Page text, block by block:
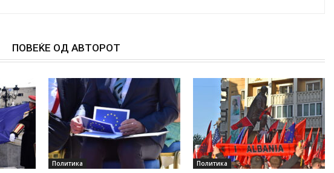
ПОВЕЌЕ ОД АВТОРОТ
Политика Политика